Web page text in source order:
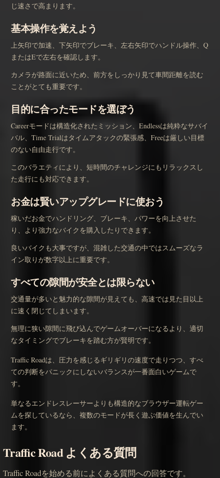
じ速さで高まります。
基本操作を覚えよう
上矢印で加速、下矢印でブレーキ、左右矢印でハンドル操作、Q
またはEで左右を確認します。
カメラが路面に近いため、前方をしっかり見て車間距離を読む
ことがとても重要です。
目的に合ったモードを選ぼう
Careerモードは構造化されたミッション、Endlessは純粋なサバイ
バル、Time Trialはタイムアタックの緊張感、Freeは厳しい目標
のない自由走行です。
このバラエティにより、短時間のチャレンジにもリラックスし
た走行にも対応できます。
お金は賢いアップグレードに使おう
稼いだお金でハンドリング、ブレーキ、パワーを向上させた
り、より強力なバイクを購入したりできます。
良いバイクも大事ですが、混雑した交通の中ではスムーズなラ
イン取りが数字以上に重要です。
すべての隙間が安全とは限らない
交通量が多いと魅力的な隙間が見えても、高速では見た目以上
に速く閉じてしまいます。
無理に狭い隙間に飛び込んでゲームオーバーになるより、適切
なタイミングでブレーキを踏む方が賢明です。
Traffic Roadは、圧力を感じるギリギリの速度で走りつつ、すべ
ての判断をパニックにしないバランスが一番面白いゲームで
す。
単なるエンドレスレーサーよりも構造的なブラウザー運転ゲー
ムを探しているなら、複数のモードが長く遊ぶ価値を生んでい
ます。
Traffic Road よくある質問
Traffic Roadを始める前によくある質問への回答です。